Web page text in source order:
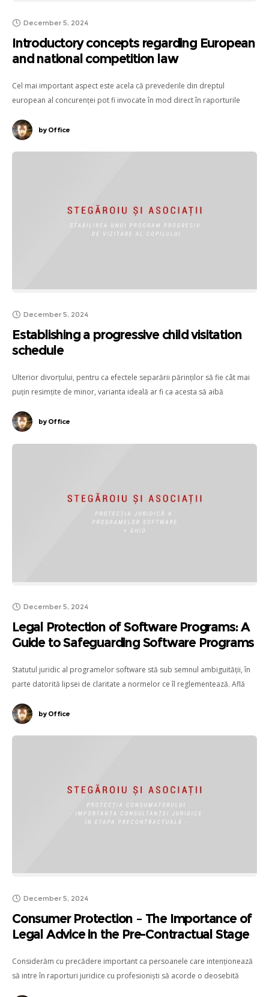
December 5, 2024
Introductory concepts regarding European
and national competition law
Cel mai important aspect este acela că prevederile din dreptul
european al concurenței pot fi invocate în mod direct în raporturile
byOffice
December 5, 2024
Establishing a progressive child visitation
schedule
Ulterior divorțului, pentru ca efectele separării părinților să fie cât mai
puțin resimțite de minor, varianta ideală ar fi ca acesta să aibă
ambilor părinți, respectiv de a petrece timp aproximativ egal, atât cu
mama, cât și cu tatăl.
byOffice
December 5, 2024
Legal Protection of Software Programs: A
Guide to Safeguarding Software Programs
Statutul juridic al programelor software stă sub semnul ambiguității, în
parte datorită lipsei de claritate a normelor ce îl reglementează. Află
byOffice
December 5, 2024
Consumer Protection – The Importance of
Legal Advice in the Pre-Contractual Stage
Considerăm cu precădere important ca persoanele care intenționează
să intre în raporturi juridice cu profesioniști să acorde o deosebită